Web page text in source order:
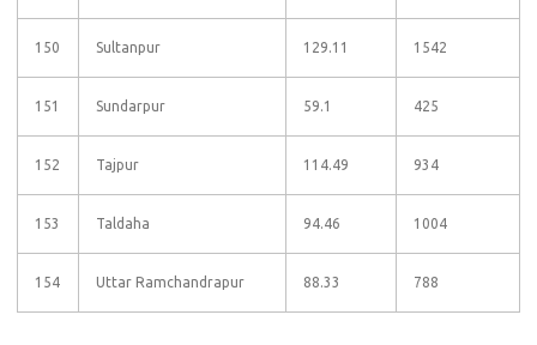
150 Sultanpur 129.11 1542
151 Sundarpur 59.1 425
152 Tajpur 114.49 934
153 Taldaha 94.46 1004
154 Uttar Ramchandrapur 88.33 788